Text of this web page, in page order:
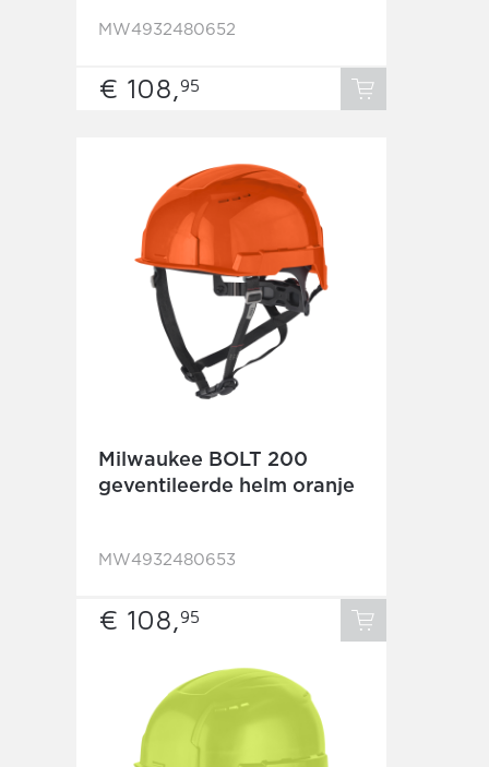
MW4932480652
€ 108,95
Milwaukee BOLT 200
geventileerde helm oranje
MW4932480653
€ 108,95